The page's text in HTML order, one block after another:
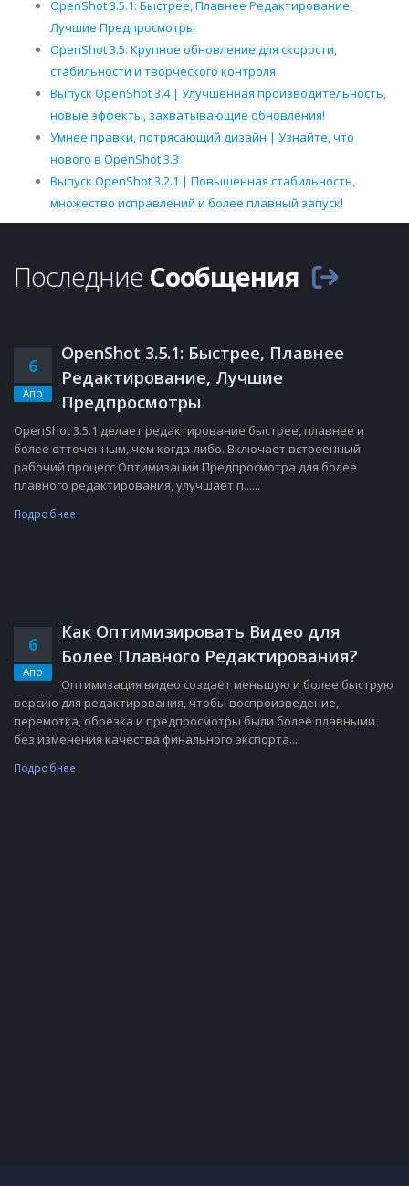
OpenShot 3.5.1: Быстрее, Плавнее Редактирование,
Лучшие Предпросмотры
OpenShot 3.5: Крупное обновление для скорости,
стабильности и творческого контроля
Выпуск OpenShot 3.4 | Улучшенная производительность,
новые эффекты, захватывающие обновления!
Умнее правки, потрясающий дизайн | Узнайте, что
нового в OpenShot 3.3
Выпуск OpenShot 3.2.1 | Повышенная стабильность,
множество исправлений и более плавный запуск!
Последние Сообщения
6
Апр
OpenShot 3.5.1: Быстрее, Плавнее
Редактирование, Лучшие
Предпросмотры
OpenShot 3.5.1 делает редактирование быстрее, плавнее и
более отточенным, чем когда-либо. Включает встроенный
рабочий процесс Оптимизации Предпросмотра для более
плавного редактирования, улучшает п......
Подробнее
6
Апр
Как Оптимизировать Видео для
Более Плавного Редактирования?
Оптимизация видео создаёт меньшую и более быструю
версию для редактирования, чтобы воспроизведение,
перемотка, обрезка и предпросмотры были более плавными
без изменения качества финального экспорта....
Подробнее